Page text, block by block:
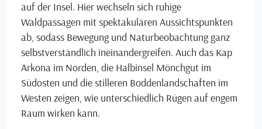
auf der Insel. Hier wechseln sich ruhige
Waldpassagen mit spektakulären Aussichtspunkten
ab, sodass Bewegung und Naturbeobachtung ganz
selbstverständlich ineinandergreifen. Auch das Kap
Arkona im Norden, die Halbinsel Mönchgut im
Südosten und die stilleren Boddenlandschaften im
Westen zeigen, wie unterschiedlich Rügen auf engem
Raum wirken kann.